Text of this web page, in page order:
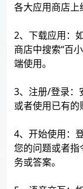
各大应用商店上
2、下载应用：
商店中搜索“百
端使用。
3、注册/登录：
或者使用已有的
4、开始使用：
您的问题或者指
务或答案。